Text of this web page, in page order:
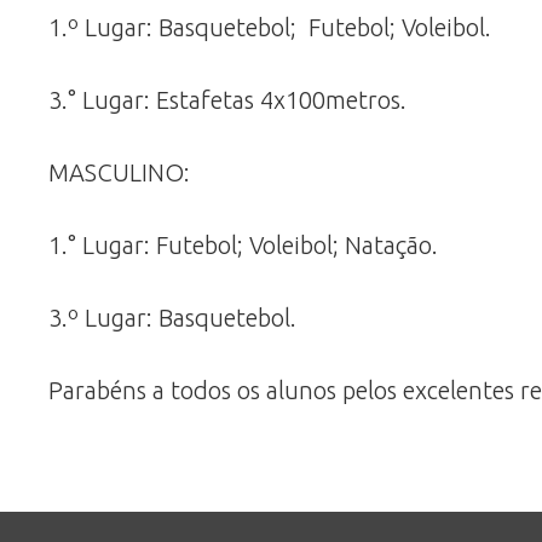
1.º Lugar: Basquetebol; Futebol; Voleibol.
3.° Lugar: Estafetas 4x100metros.
MASCULINO:
1.° Lugar: Futebol; Voleibol; Natação.
3.º Lugar: Basquetebol.
Parabéns a todos os alunos pelos excelentes